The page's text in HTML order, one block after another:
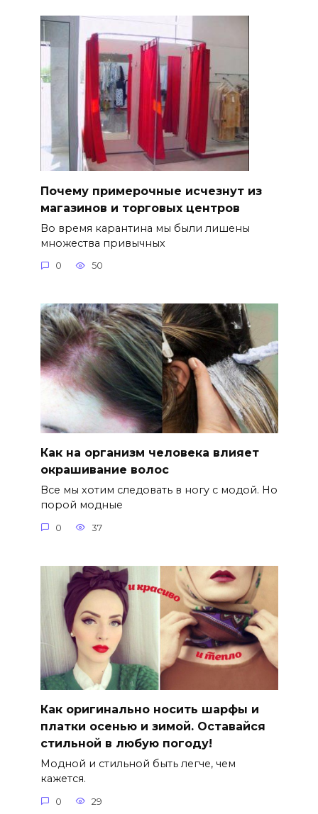
Почему примерочные исчезнут из
магазинов и торговых центров
Во время карантина мы были лишены
множества привычных
0 50
Как на организм человека влияет
окрашивание волос
Все мы хотим следовать в ногу с модой. Но
порой модные
0 37
Как оригинально носить шарфы и
платки осенью и зимой. Оставайся
стильной в любую погоду!
Модной и стильной быть легче, чем
кажется.
0 29